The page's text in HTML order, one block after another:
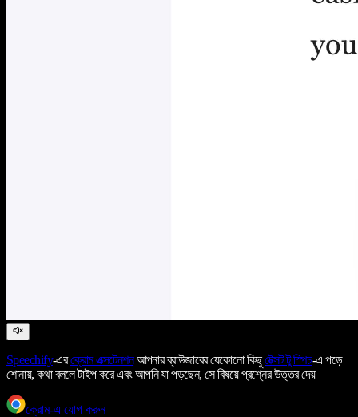
Speechify-এরক্রোম এক্সটেনশনআপনার ব্রাউজারের যেকোনো কিছুটেক্সট টু স্পিচ-এ পড়ে
শোনায়, কথা বললে টাইপ করে এবং আপনি যা পড়ছেন, সে বিষয়ে প্রশ্নের উত্তর দেয়
ক্রোম-এ যোগ করুন